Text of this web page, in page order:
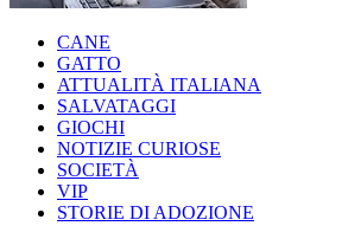
CANE
GATTO
ATTUALITÀ ITALIANA
SALVATAGGI
GIOCHI
NOTIZIE CURIOSE
SOCIETÀ
VIP
STORIE DI ADOZIONE